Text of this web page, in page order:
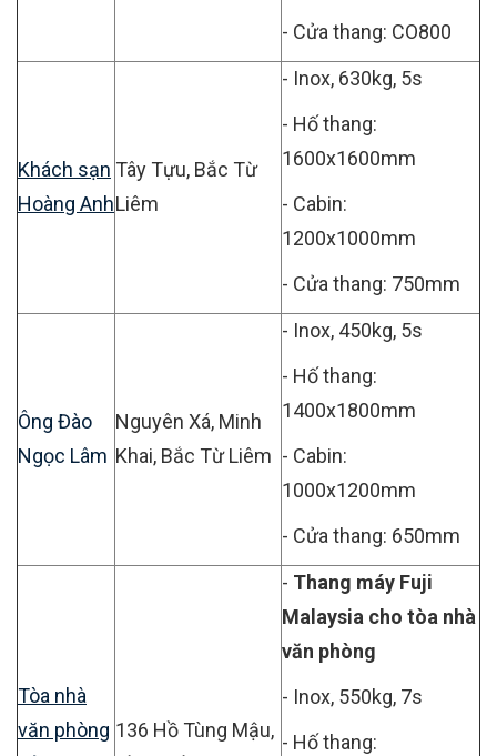
- Cửa thang: CO800
Khách sạn
Hoàng Anh
Tây Tựu, Bắc Từ
Liêm
- Inox, 630kg, 5s
- Hố thang:
1600x1600mm
- Cabin:
1200x1000mm
- Cửa thang: 750mm
Ông Đào
Ngọc Lâm
Nguyên Xá, Minh
Khai, Bắc Từ Liêm
- Inox, 450kg, 5s
- Hố thang:
1400x1800mm
- Cabin:
1000x1200mm
- Cửa thang: 650mm
Tòa nhà
văn phòng 136 Hồ Tùng Mậu,
- Thang máy Fuji
Malaysia cho tòa nhà
văn phòng
- Inox, 550kg, 7s
- Hố thang: